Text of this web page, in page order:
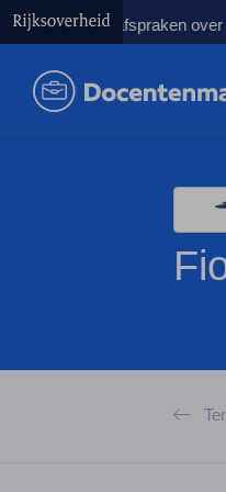
afspraken over